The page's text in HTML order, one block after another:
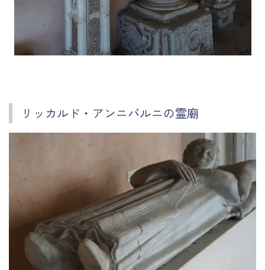
リッカルド・アンニバルニの霊廟